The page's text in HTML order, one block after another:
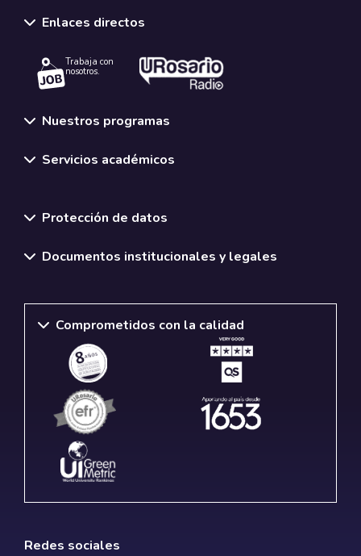
Enlaces directos
Trabaja con
nosotros.
Nuestros programas
Servicios académicos
Protección de datos
Documentos institucionales y legales
Comprometidos con la calidad
Redes sociales